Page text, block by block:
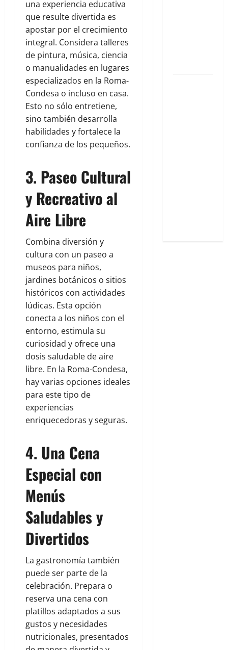
una experiencia educativa
que resulte divertida es
apostar por el crecimiento
integral. Considera talleres
de pintura, música, ciencia
o manualidades en lugares
especializados en la Roma-
Condesa o incluso en casa.
Esto no sólo entretiene,
sino también desarrolla
habilidades y fortalece la
confianza de los pequeños.
3. Paseo Cultural
y Recreativo al
Aire Libre
Combina diversión y
cultura con un paseo a
museos para niños,
jardines botánicos o sitios
históricos con actividades
lúdicas. Esta opción
conecta a los niños con el
entorno, estimula su
curiosidad y ofrece una
dosis saludable de aire
libre. En la Roma-Condesa,
hay varias opciones ideales
para este tipo de
experiencias
enriquecedoras y seguras.
4. Una Cena
Especial con
Menús
Saludables y
Divertidos
La gastronomía también
puede ser parte de la
celebración. Prepara o
reserva una cena con
platillos adaptados a sus
gustos y necesidades
nutricionales, presentados